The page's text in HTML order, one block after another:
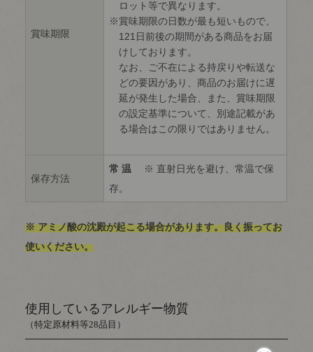
賞味期限
ロット等で異なります。
賞味期限の日数が最も短いもので、
121日前後の期間がある商品をお届
けしております。
なお、ご不在による持戻りや転送な
どの要因があり、商品のお届けに遅
延が発生した場合、また、賞味期限
の設定基準について、別途記載があ
る場合はこの限りではありません。
保存方法
常 温 ※ 直射日光を避け、常温で保
存。
※ アミノ酸の沈殿が起こる場合があります。良く振ってお
使いください。
使用しているアレルギー物質
（特定原材料等28品目）